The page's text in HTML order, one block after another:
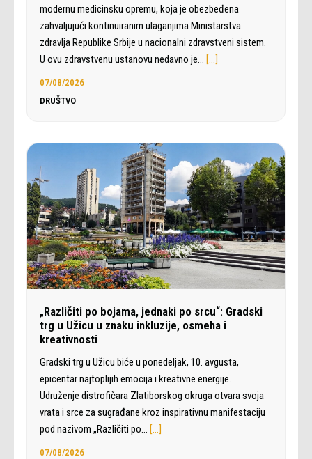
modernu medicinsku opremu, koja je obezbeđena
zahvaljujući kontinuiranim ulaganjima Ministarstva
zdravlja Republike Srbije u nacionalni zdravstveni sistem.
U ovu zdravstvenu ustanovu nedavno je… […]
07/08/2026
DRUŠTVO
„Različiti po bojama, jednaki po srcu“: Gradski
trg u Užicu u znaku inkluzije, osmeha i
kreativnosti
Gradski trg u Užicu biće u ponedeljak, 10. avgusta,
epicentar najtoplijih emocija i kreativne energije.
Udruženje distrofičara Zlatiborskog okruga otvara svoja
vrata i srce za sugrađane kroz inspirativnu manifestaciju
pod nazivom „Različiti po… […]
07/08/2026